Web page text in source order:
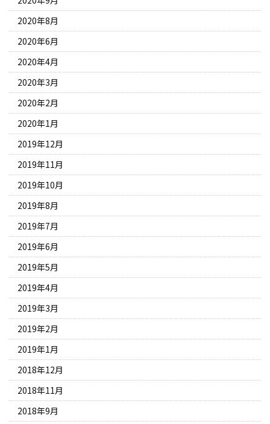
2020年8月
2020年6月
2020年4月
2020年3月
2020年2月
2020年1月
2019年12月
2019年11月
2019年10月
2019年8月
2019年7月
2019年6月
2019年5月
2019年4月
2019年3月
2019年2月
2019年1月
2018年12月
2018年11月
2018年9月